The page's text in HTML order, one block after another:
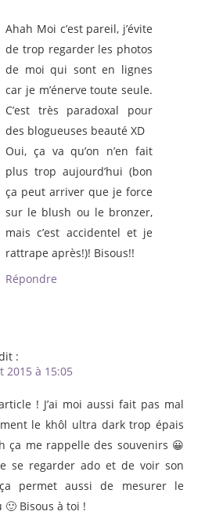
Ahah Moi c’est pareil, j’évite
de trop regarder les photos
de moi qui sont en lignes
car je m’énerve toute seule.
C’est très paradoxal pour
des blogueuses beauté XD
Oui, ça va qu’on n’en fait
plus trop aujourd’hui (bon
ça peut arriver que je force
sur le blush ou le bronzer,
mais c’est accidentel et je
rattrape après!)! Bisous!!
Répondre
:
2015 à 15:05
! J’ai moi aussi fait pas mal
le khôl ultra dark trop épais
ça me rappelle des souvenirs 😀
se regarder ado et de voir son
permet aussi de mesurer le
Bisous à toi !